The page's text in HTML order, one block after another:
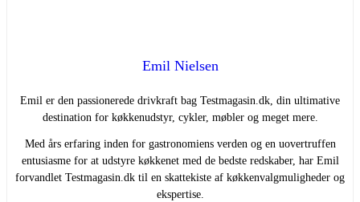
Emil Nielsen
Emil er den passionerede drivkraft bag Testmagasin.dk, din ultimative
destination for køkkenudstyr, cykler, møbler og meget mere.
Med års erfaring inden for gastronomiens verden og en uovertruffen
entusiasme for at udstyre køkkenet med de bedste redskaber, har Emil
forvandlet Testmagasin.dk til en skattekiste af køkkenvalgmuligheder og
ekspertise.